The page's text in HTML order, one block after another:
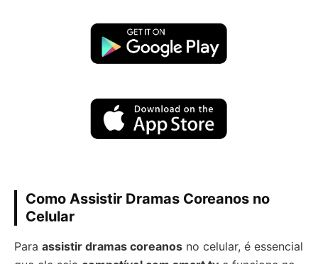
Como Assistir Dramas Coreanos no
Celular
Para assistir dramas coreanos no celular, é essencial